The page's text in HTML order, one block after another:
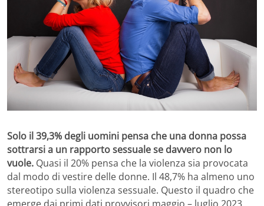
Solo il 39,3% degli uomini pensa che una donna possa
sottrarsi a un rapporto sessuale se davvero non lo
vuole. Quasi il 20% pensa che la violenza sia provocata
dal modo di vestire delle donne. Il 48,7% ha almeno uno
stereotipo sulla violenza sessuale. Questo il quadro che